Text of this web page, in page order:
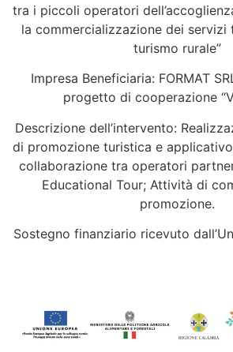
tra i piccoli operatori
la commercializzazione dei servizi
turismo rurale”
Impresa Beneficiaria: FORMAT
progetto di cooperazione
Descrizione dell’intervento:
di promozione turistica e
collaborazione tra operatori
Educational Tour; Attività di
promozione.
Sostegno finanziario ricevuto